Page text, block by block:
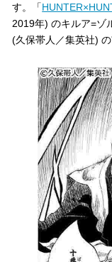
す。「
2019年) のキルア=ゾ
(久保帯人／集英社)